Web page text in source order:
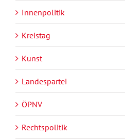
Innenpolitik
Kreistag
Kunst
Landespartei
ÖPNV
Rechtspolitik